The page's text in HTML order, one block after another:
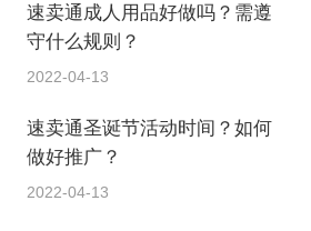
速卖通成人用品好做吗？需遵
守什么规则？
2022-04-13
速卖通圣诞节活动时间？如何
做好推广？
2022-04-13